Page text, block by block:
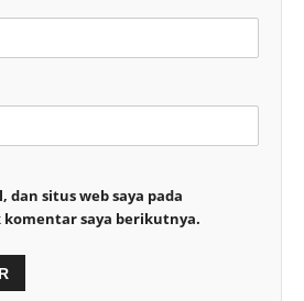
dan situs web saya pada
saya berikutnya.